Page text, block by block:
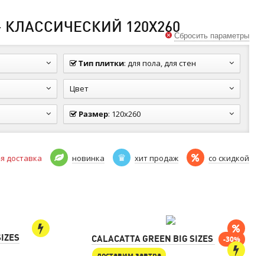
120Х260
Тип плитки: для пола, для стен
Цвет
Размер: 120x260
Сбросить параметры
доставка новинка хит продаж со скидкой
CALACATTA GREEN BIG SIZES
-30%